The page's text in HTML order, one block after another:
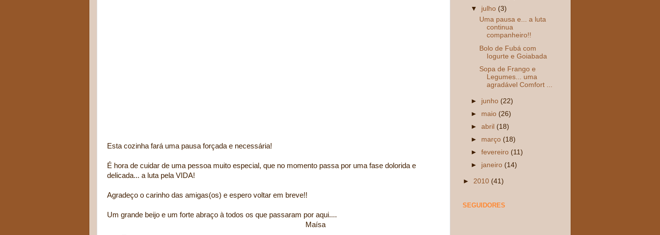
Esta cozinha fará uma pausa forçada e necessária!
É hora de cuidar de uma pessoa muito especial, que no momento passa por uma fase dolorida e
delicada... a luta pela VIDA!
Agradeço o carinho das amigas(os) e espero voltar em breve!!
Um grande beijo e um forte abraço à todos os que passaram por aqui....
Maísa
▼ julho (3)
Uma pausa e... a luta
continua
companheiro!!
Bolo de Fubá com
Iogurte e Goiabada
Sopa de Frango e
Legumes... uma
agradável Comfort ...
► junho (22)
► maio (26)
►abril (18)
► março (18)
►fevereiro (11)
► janeiro (14)
► 2010 (41)
SEGUIDORES